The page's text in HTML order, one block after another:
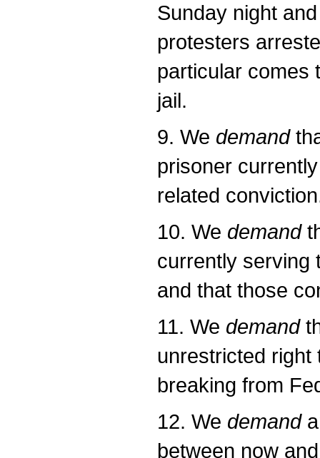
Sunday night
protesters
particular comes
jail.
9. We demand
prisoner
related
10. We demand
currently serving
and that those
11. We demand
unrestricted right
breaking from
12. We demand
between now